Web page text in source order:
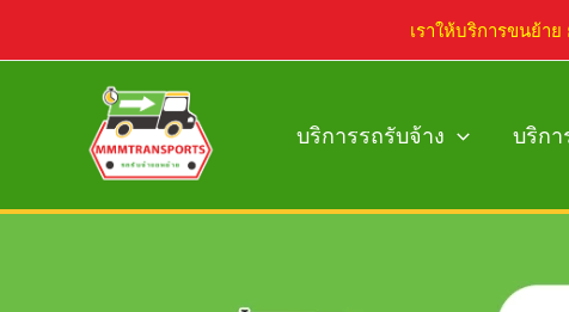
to
เราให้บริการขนย้า
บริการรถรับจ้าง บริกา